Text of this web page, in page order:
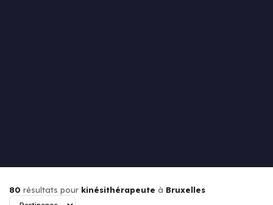
80 résultats pour kinésithérapeute à Bruxelles